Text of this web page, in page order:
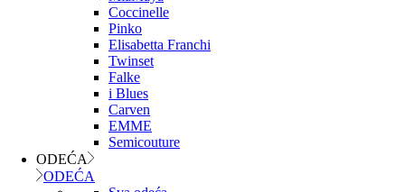
Coccinelle
Pinko
Elisabetta Franchi
Twinset
Falke
i Blues
Carven
EMME
Semicouture
ODEĆA
ODEĆA